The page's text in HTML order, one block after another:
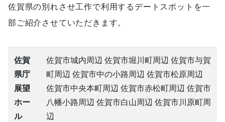
佐賀県の別れさせ工作で利用するデートスポットを一
部ご紹介させていただきます。
佐賀
県庁
展望
ホー
ル
佐賀市城内周辺 佐賀市堀川町周辺 佐賀市与賀
町周辺 佐賀市中の小路周辺 佐賀市松原周辺
佐賀市中央本町周辺 佐賀市赤松町周辺 佐賀市
八幡小路周辺 佐賀市白山周辺 佐賀市川原町周
辺